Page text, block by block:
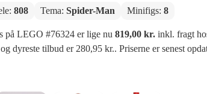
808 Tema: Spider-Man Minifigs: 8
på LEGO #76324 er lige nu 819,00 kr.inkl. fragt
dyreste tilbud er 280,95 kr.. Priserne er senest